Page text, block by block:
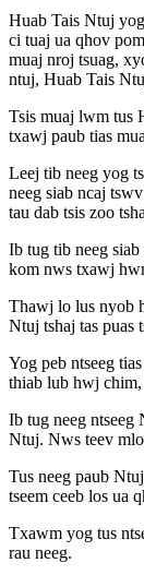
Huab Tais Ntuj
ci tuaj ua qhov
muaj nroj tsuag,
ntuj, Huab Tais
Tsis muaj lwm tus
txawj paub tias
Leej tib neeg yog
neeg siab ncaj
tau dab tsis zoo
Ib tug tib neeg
kom nws txawj
Thawj lo lus nyob
Ntuj tshaj tas puas
Yog peb ntseeg
thiab lub hwj chim,
Ib tug neeg ntseeg
Ntuj. Nws teev
Tus neeg paub
tseem ceeb los ua
Txawm yog tus
rau neeg.